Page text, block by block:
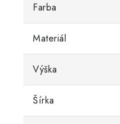
Farba
Materiál
Výška
Šírka